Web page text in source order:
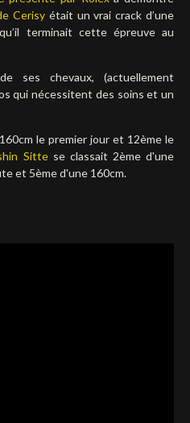
Cerisyétait un vrai crack d’une
terminait cette épreuve au
ses chevaux, (actuellement
qui nécessitent des soins et un
le premier jour et 12ème le
Sitte se classait 2ème d'une
et 5ème d'une 160cm.